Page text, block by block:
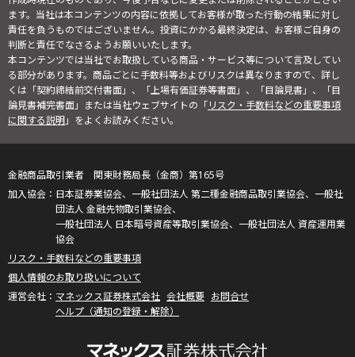
ます。当社は本コンテンツの内容に依拠してお客様が取った行動の結果に対し
責任を負うものではございません。投資にかかる最終決定は、お客様ご自身の
判断と責任でなさるようお願いいたします。
本コンテンツでは当社でお取扱している商品・サービス等について言及してい
る部分があります。商品ごとに手数料等およびリスクは異なりますので、詳し
くは「契約締結前交付書面」、「上場有価証券等書面」、「目論見書」、「目
論見書補完書面」または当社ウェブサイトの「リスク・手数料などの重要事項
に関する説明」をよくお読みください。
金融商品取引業者 関東財務局長（金商）第165号
日本証券業協会、一般社団法人 第二種金融商品取引業協会、一般社
団法人 金融先物取引業協会、
一般社団法人 日本暗号資産等取引業協会、一般社団法人 資産運用業
協会
リスク・手数料などの重要事項
個人情報のお取り扱いについて
マネックス証券株式会社 会社概要 お問合せ
ヘルプ（通知の登録・解除）